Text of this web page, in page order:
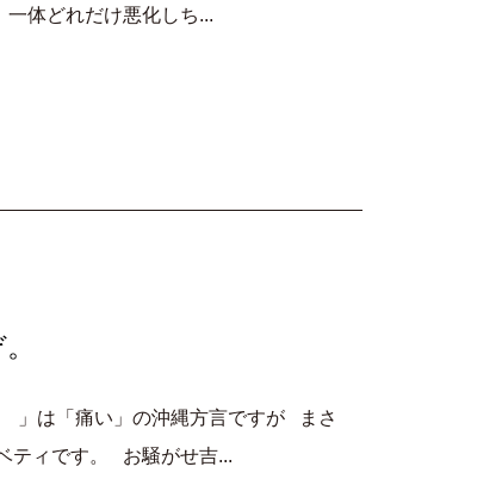
体どれだけ悪化しち...
」は「痛い」の沖縄方言ですが まさ
ティです。 お騒がせ吉...